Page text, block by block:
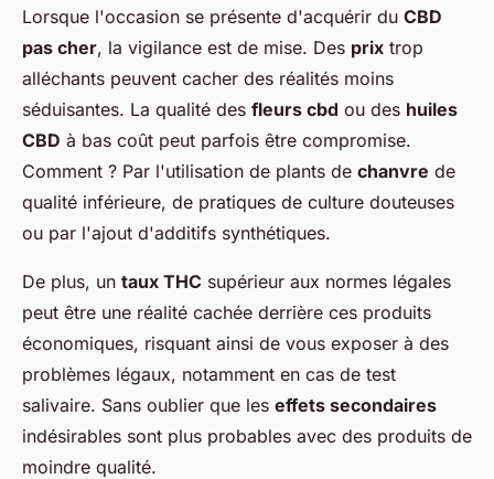
Lorsque l'occasion se présente d'acquérir du CBD
pas cher, la vigilance est de mise. Des prix trop
alléchants peuvent cacher des réalités moins
séduisantes. La qualité des fleurs cbd ou des huiles
CBD à bas coût peut parfois être compromise.
Comment ? Par l'utilisation de plants de chanvre de
qualité inférieure, de pratiques de culture douteuses
ou par l'ajout d'additifs synthétiques.
De plus, un taux THC supérieur aux normes légales
peut être une réalité cachée derrière ces produits
économiques, risquant ainsi de vous exposer à des
problèmes légaux, notamment en cas de test
salivaire. Sans oublier que les effets secondaires
indésirables sont plus probables avec des produits de
moindre qualité.